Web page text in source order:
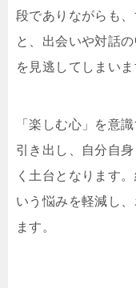
段でありながらも
と、出会いや対話
を見逃してしまいま
「楽しむ心」を意
引き出し、自分自
く土台となります
いう悩みを軽減し
ます。